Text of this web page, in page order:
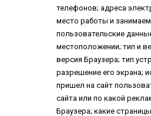
телефонов; адреса
место работы и
пользовательские
местоположении; тип и
версия Браузера; тип
разрешение его экрана;
пришел на сайт
сайта или по какой
Браузера; какие